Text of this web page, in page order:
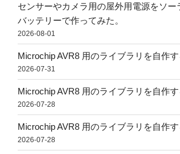
センサーやカメラ用の屋外用電源をソー
バッテリーで作ってみた。
2026-08-01
Microchip AVR8 用のライブラリを自作
2026-07-31
Microchip AVR8 用のライブラリを自作
2026-07-28
Microchip AVR8 用のライブラリを自作
2026-07-28